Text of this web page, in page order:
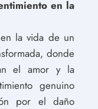
en la
la vida de un
donde
el amor y la
genuino
por el daño